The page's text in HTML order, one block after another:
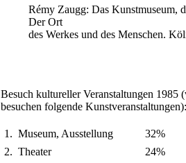
Rémy Zaugg: Das Kunstmuseum,
Der Ort
des Werkes und des Menschen.
Besuch kultureller Veranstaltungen 1985
besuchen folgende Kunstveranstaltungen):
1. Museum, Ausstellung
32%
2. Theater
24%